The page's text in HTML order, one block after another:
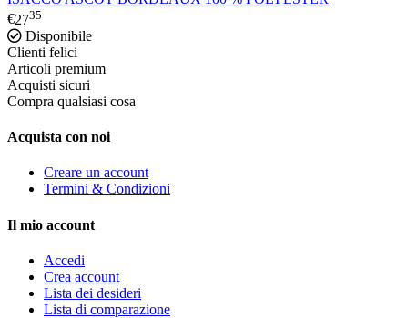
€2735
Disponibile
Clienti felici
Articoli premium
Acquisti sicuri
Compra qualsiasi cosa
Acquista con noi
Creare un account
Termini & Condizioni
Il mio account
Accedi
Crea account
Lista dei desideri
Lista di comparazione